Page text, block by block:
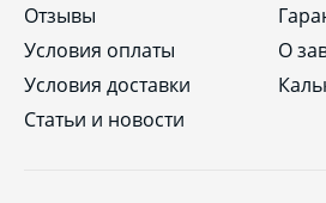
Отзывы
Условия оплаты
О
Условия доставки
Статьи и новости